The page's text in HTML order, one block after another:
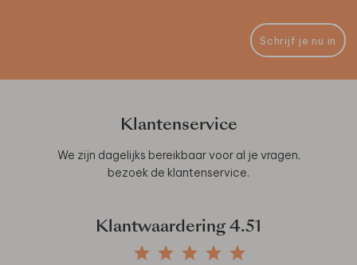
Schrijf je nu in
Klantenservice
We zijn dagelijks bereikbaar voor al je vragen,
bezoek de klantenservice.
Klantwaardering 4.51